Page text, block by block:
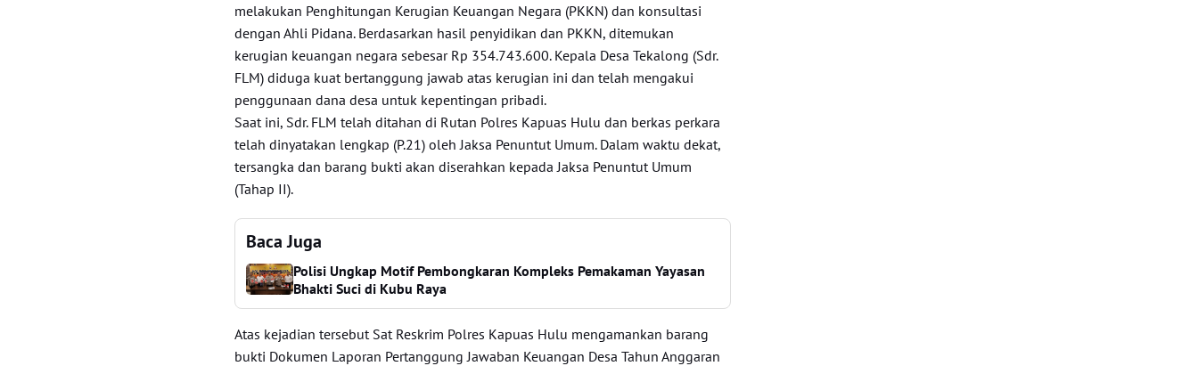
melakukan Penghitungan Kerugian Keuangan Negara (PKKN) dan konsultasi
dengan Ahli Pidana. Berdasarkan hasil penyidikan dan PKKN, ditemukan
kerugian keuangan negara sebesar Rp 354.743.600. Kepala Desa Tekalong (Sdr.
FLM) diduga kuat bertanggung jawab atas kerugian ini dan telah mengakui
penggunaan dana desa untuk kepentingan pribadi.
Saat ini, Sdr. FLM telah ditahan di Rutan Polres Kapuas Hulu dan berkas perkara
telah dinyatakan lengkap (P.21) oleh Jaksa Penuntut Umum. Dalam waktu dekat,
tersangka dan barang bukti akan diserahkan kepada Jaksa Penuntut Umum
(Tahap II).
Baca Juga
Polisi Ungkap Motif Pembongkaran Kompleks Pemakaman Yayasan
Bhakti Suci di Kubu Raya
Atas kejadian tersebut Sat Reskrim Polres Kapuas Hulu mengamankan barang
bukti Dokumen Laporan Pertanggung Jawaban Keuangan Desa Tahun Anggaran